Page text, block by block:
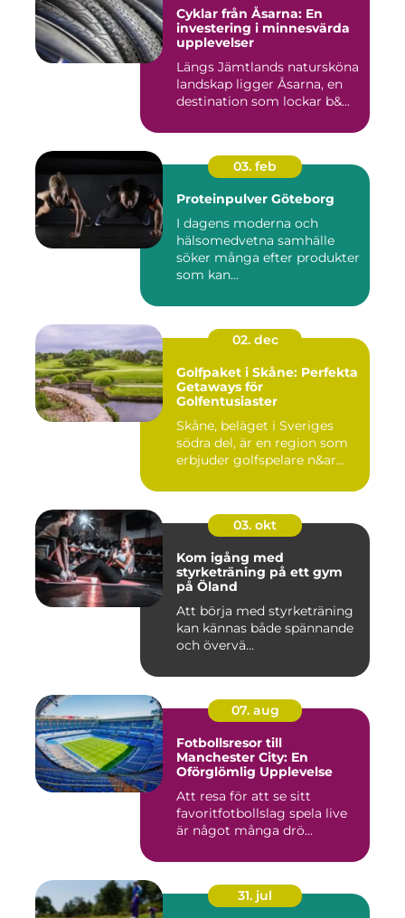
Cyklar från Åsarna: En
investering i minnesvärda
upplevelser
Längs Jämtlands natursköna
landskap ligger Åsarna, en
destination som lockar b&...
03. feb
Proteinpulver Göteborg
I dagens moderna och
hälsomedvetna samhälle
söker många efter produkter
som kan...
02. dec
Golfpaket i Skåne: Perfekta
Getaways för
Golfentusiaster
Skåne, beläget i Sveriges
södra del, är en region som
erbjuder golfspelare n&ar...
03. okt
Kom igång med
styrketräning på ett gym
på Öland
Att börja med styrketräning
kan kännas både spännande
och övervä...
07. aug
Fotbollsresor till
Manchester City: En
Oförglömlig Upplevelse
Att resa för att se sitt
favoritfotbollslag spela live
är något många drö...
31. jul